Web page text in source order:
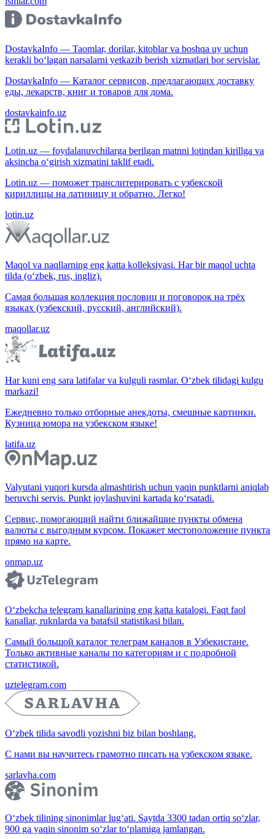
DostavkaInfo — Taomlar, dorilar, kitoblar va boshqa uy uchun
kerakli bo‘lagan narsalarni yetkazib berish xizmatlari bor servislar.
DostavkaInfo — Каталог сервисов, предлагающих доставку
еды, лекарств, книг и товаров для дома.
dostavkainfo.uz
Lotin.uz — foydalanuvchilarga berilgan matnni lotindan kirillga va
aksincha o‘girish xizmatini taklif etadi.
Lotin.uz — поможет транслитерировать с узбекской
кириллицы на латиницу и обратно. Легко!
lotin.uz
Maqol va naqllarning eng katta kolleksiyasi. Har bir maqol uchta
tilda (o‘zbek, rus, ingliz).
Самая большая коллекция пословиц и поговорок на трёх
языках (узбекский, русский, английский).
maqollar.uz
Har kuni eng sara latifalar va kulguli rasmlar. O‘zbek tilidagi kulgu
markazi!
Ежедневно только отборные анекдоты, смешные картинки.
Кузница юмора на узбекском языке!
latifa.uz
Valyutani yuqori kursda almashtirish uchun yaqin punktlarni aniqlab
beruvchi servis. Punkt joylashuvini kartada ko‘rsatadi.
Сервис, помогающий найти ближайшие пункты обмена
валюты с выгодным курсом. Покажет местоположение пункта
прямо на карте.
onmap.uz
O‘zbekcha telegram kanallarining eng katta katalogi. Faqt faol
kanallar, ruknlarda va batafsil statistikasi bilan.
Самый большой каталог телеграм каналов в Узбекистане.
Только активные каналы по категориям и с подробной
статистикой.
uztelegram.com
O‘zbek tilida savodli yozishni biz bilan boshlang.
С нами вы научитесь грамотно писать на узбекском языке.
sarlavha.com
O‘zbek tilining sinonimlar lug‘ati. Saytda 3300 tadan ortiq so‘zlar,
900 ga yaqin sinonim so‘zlar to‘plamiga jamlangan.